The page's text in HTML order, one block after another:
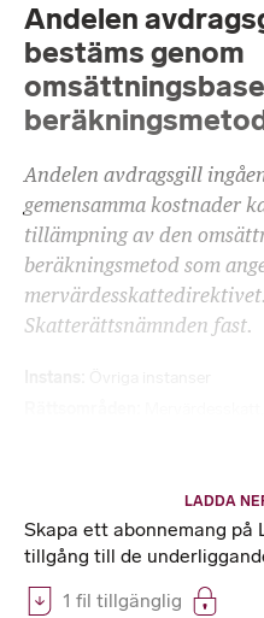
Andelen
bestäms genom
Andelen avdragsgill
gemensamma kostnader
tillämpning av den
beräkningsmetod som
Skatterättsnämnden fast.
LADDA
Skapa ett abonnemang
tillgång till de
1 fil tillgänglig